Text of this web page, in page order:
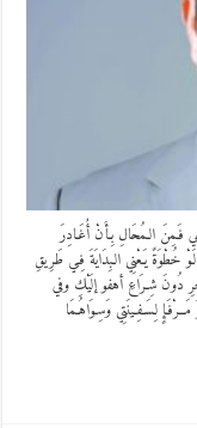
فَـمِنَ الـمُحَالِ بِـأَنْ أُغَـادِرَ
خُطْوَةً يَـعْنِي الـبِدَايَةَ فِـي طَرِيقِ
دُونَ شِـرَاعِ أهفو إلَيْكِ وفي
لِـسَـفِـينَتِي وَسِـوَاهُـمَا